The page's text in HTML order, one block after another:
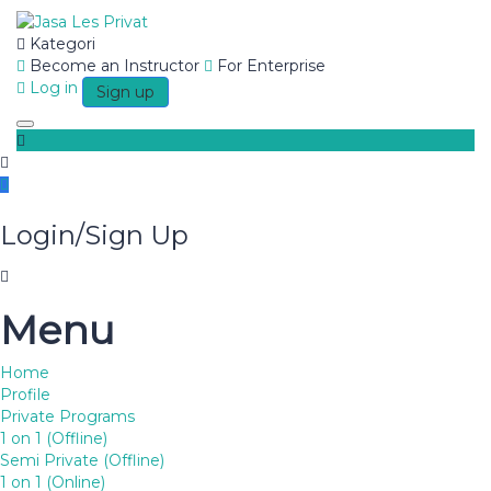
Kategori
Become an Instructor
For Enterprise
Log in
Sign up
Toggle navigation
Login/Sign Up
Menu
Home
Profile
Private Programs
1 on 1 (Offline)
Semi Private (Offline)
1 on 1 (Online)
Have a question?
Message sent
Blog